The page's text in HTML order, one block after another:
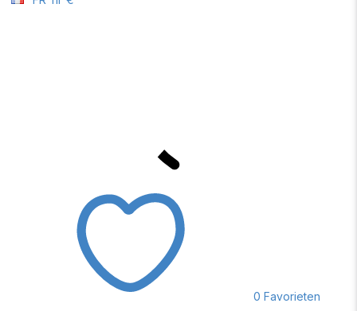
0 Favorieten